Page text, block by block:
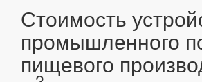
Стоимость
промышленного
пищевого